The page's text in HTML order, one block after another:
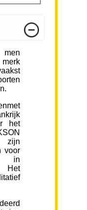
het
zijn
voor
in
Het